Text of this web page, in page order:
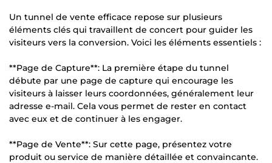
Un tunnel de vente efficace repose sur plusieurs
éléments clés qui travaillent de concert pour guider les
visiteurs vers la conversion. Voici les éléments essentiels :
**Page de Capture**: La première étape du tunnel
débute par une page de capture qui encourage les
visiteurs à laisser leurs coordonnées, généralement leur
adresse e-mail. Cela vous permet de rester en contact
avec eux et de continuer à les engager.
**Page de Vente**: Sur cette page, présentez votre
produit ou service de manière détaillée et convaincante.